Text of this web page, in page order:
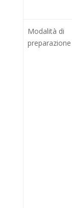
Modalità di
preparazione